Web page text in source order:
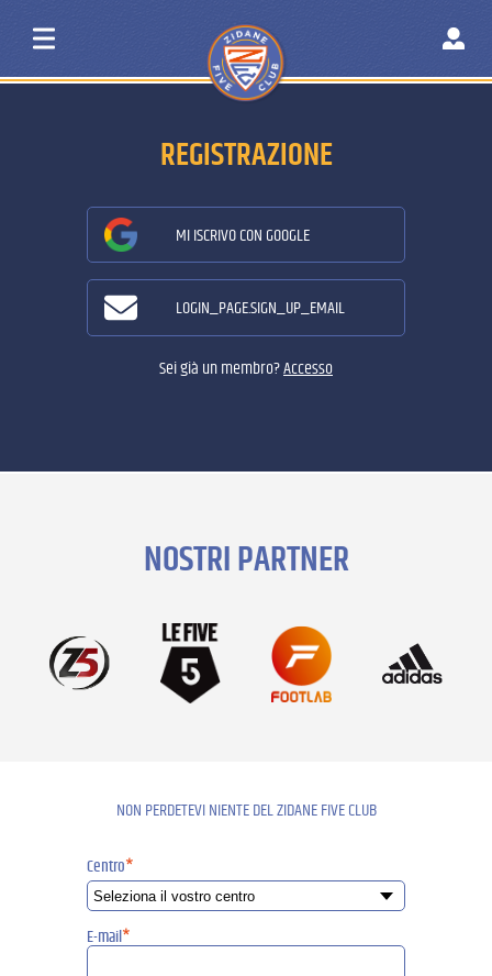
REGISTRAZIONE
MI ISCRIVO CON GOOGLE
LOGIN_PAGE.SIGN_UP_EMAIL
Sei già un membro?Accesso
NOSTRI PARTNER
NON PERDETEVI NIENTE DEL ZIDANE FIVE CLUB
Centro*
E-mail *